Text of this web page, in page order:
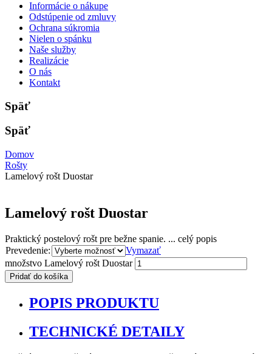
Informácie o nákupe
Odstúpenie od zmluvy
Ochrana súkromia
Nielen o spánku
Naše služby
Realizácie
O nás
Kontakt
Späť
Späť
Domov
Rošty
Lamelový rošt Duostar
Lamelový rošt Duostar
Praktický postelový rošt pre bežne spanie. ... celý popis
Prevedenie:
Vymazať
množstvo Lamelový rošt Duostar
Pridať do košíka
POPIS PRODUKTU
TECHNICKÉ DETAILY